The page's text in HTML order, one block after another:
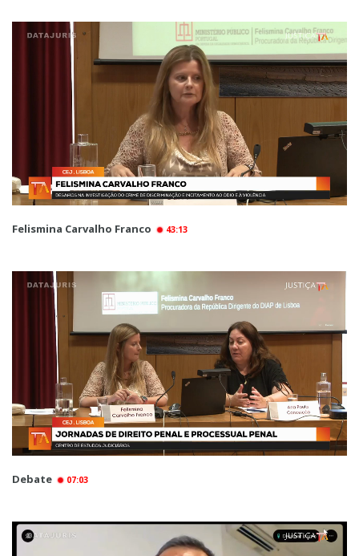
Felismina Carvalho Franco 43:13
Debate 07:03